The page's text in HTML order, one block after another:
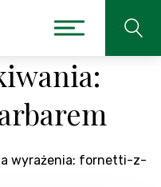
wyrażenia: fornetti-z-